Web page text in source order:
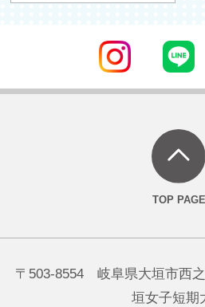
〒503-8554 岐阜県大垣市西
垣女子短期